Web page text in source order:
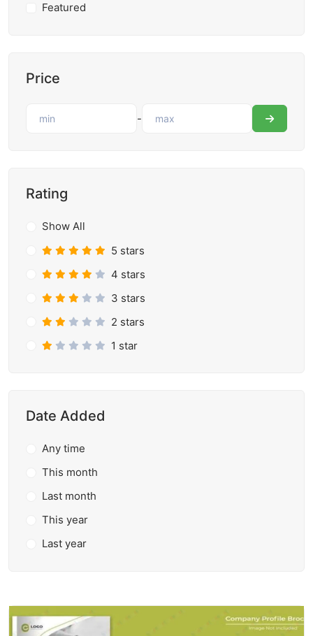
Featured
Price
-
Rating
Show All
5 stars
4 stars
3 stars
2 stars
1 star
Date Added
Any time
This month
Last month
This year
Last year